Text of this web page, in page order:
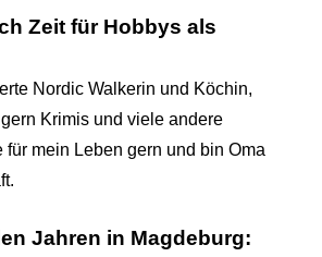
Zeit für Hobbys als
Nordic Walkerin und Köchin,
Krimis und viele andere
für mein Leben gern und bin Oma
Jahren in Magdeburg: